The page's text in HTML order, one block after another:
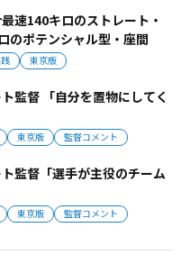
140キロのストレート・
ポテンシャル型・座間
東京版
監督 「自分を置物にしてく
東京版 監督コメント
監督「選手が主役のチーム
東京版 監督コメント